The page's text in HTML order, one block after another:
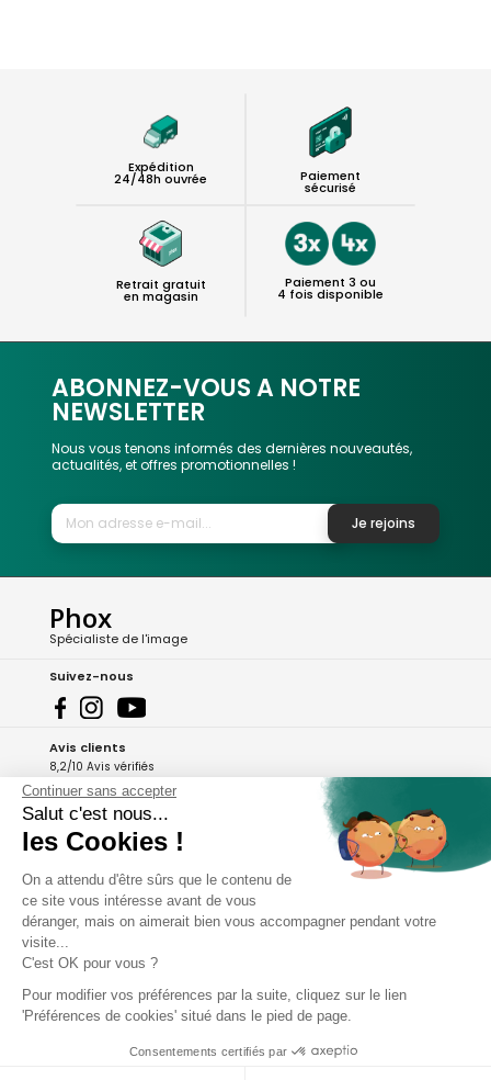
Expédition
24/48h ouvrée Paiement
sécurisé
Retrait gratuit
en magasin
Paiement 3 ou
4 fois disponible
ABONNEZ-VOUS A NOTRE
NEWSLETTER
Nous vous tenons informés des dernières nouveautés,
actualités, et offres promotionnelles !
Je rejoins
Phox
Spécialiste de l'image
Suivez-nous
Avis clients
8,2/10 Avis vérifiés
L'Appli Phox
A propos de Phox
Services et garanties
Continuer sans accepter
Salut c'est nous...
les Cookies !
On a attendu d'être sûrs que le contenu de
ce site vous intéresse avant de vous
déranger, mais on aimerait bien vous accompagner pendant votre
visite...
C'est OK pour vous ?
Pour modifier vos préférences par la suite, cliquez sur le lien
'Préférences de cookies' situé dans le pied de page.
Consentements certifiés par